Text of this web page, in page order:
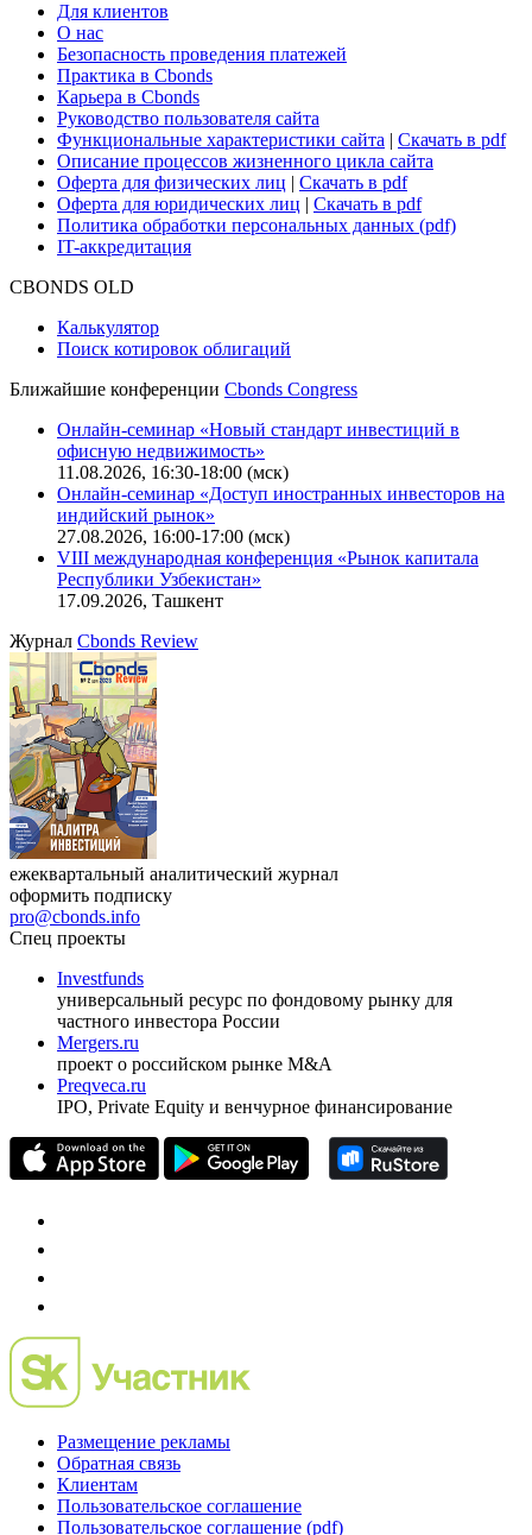
Для клиентов
О нас
Безопасность проведения платежей
Практика в Cbonds
Карьера в Cbonds
Руководство пользователя сайта
Функциональные характеристики сайта | Скачать в pdf
Описание процессов жизненного цикла сайта
Оферта для физических лиц | Скачать в pdf
Оферта для юридических лиц | Скачать в pdf
Политика обработки персональных данных (pdf)
IT-аккредитация
CBONDS OLD
Калькулятор
Поиск котировок облигаций
Ближайшие конференции Cbonds Congress
Онлайн-семинар «Новый стандарт инвестиций в
офисную недвижимость»
11.08.2026, 16:30-18:00 (мск)
Онлайн-семинар «Доступ иностранных инвесторов на
индийский рынок»
27.08.2026, 16:00-17:00 (мск)
VIII международная конференция «Рынок капитала
Республики Узбекистан»
17.09.2026, Ташкент
Журнал Cbonds Review
ежеквартальный аналитический журнал
оформить подписку
pro@cbonds.info
Спец проекты
Investfunds
универсальный ресурс по фондовому рынку для
частного инвестора России
Mergers.ru
проект о российском рынке M&A
Preqveca.ru
IPO, Private Equity и венчурное финансирование
Размещение рекламы
Обратная связь
Клиентам
Пользовательское соглашение
Пользовательское соглашение (pdf)